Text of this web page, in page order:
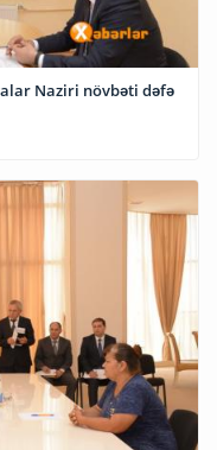
Naziri növbəti dəfə